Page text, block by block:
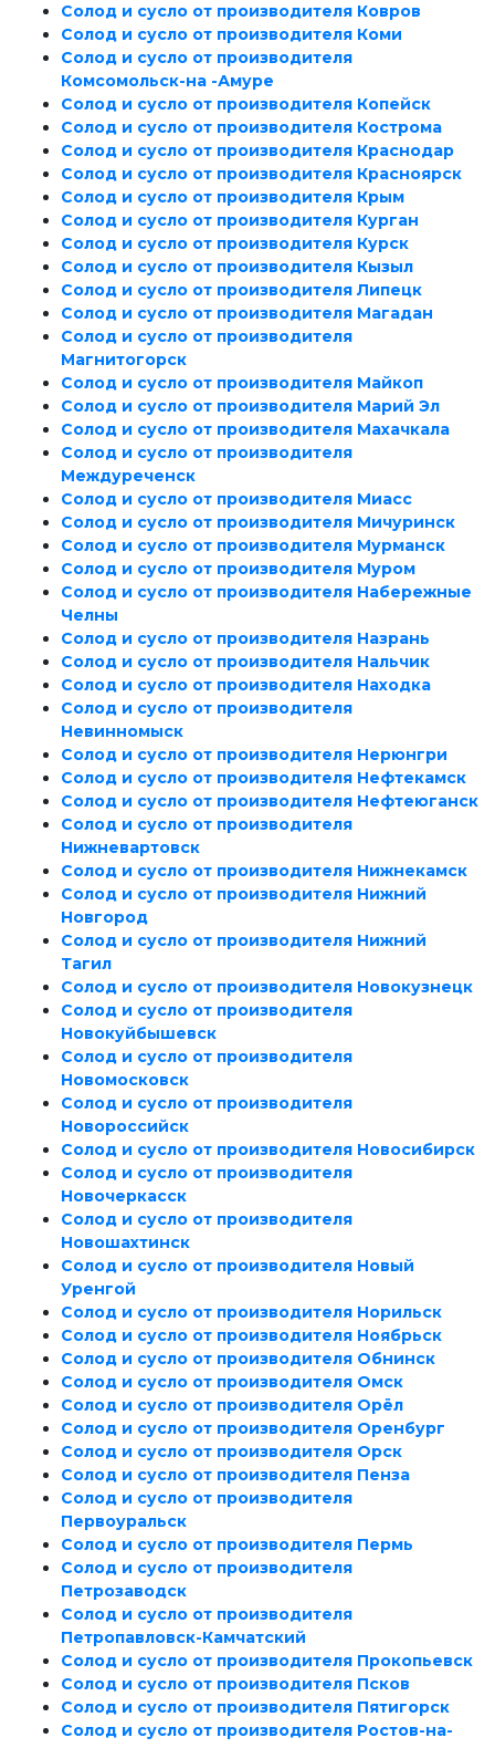
Солод и сусло от производителя Ковров
Солод и сусло от производителя Коми
Солод и сусло от производителя
Комсомольск-на -Амуре
Солод и сусло от производителя Копейск
Солод и сусло от производителя Кострома
Солод и сусло от производителя Краснодар
Солод и сусло от производителя Красноярск
Солод и сусло от производителя Крым
Солод и сусло от производителя Курган
Солод и сусло от производителя Курск
Солод и сусло от производителя Кызыл
Солод и сусло от производителя Липецк
Солод и сусло от производителя Магадан
Солод и сусло от производителя
Магнитогорск
Солод и сусло от производителя Майкоп
Солод и сусло от производителя Марий Эл
Солод и сусло от производителя Махачкала
Солод и сусло от производителя
Междуреченск
Солод и сусло от производителя Миасс
Солод и сусло от производителя Мичуринск
Солод и сусло от производителя Мурманск
Солод и сусло от производителя Муром
Солод и сусло от производителя Набережные
Челны
Солод и сусло от производителя Назрань
Солод и сусло от производителя Нальчик
Солод и сусло от производителя Находка
Солод и сусло от производителя
Невинномыск
Солод и сусло от производителя Нерюнгри
Солод и сусло от производителя Нефтекамск
Солод и сусло от производителя Нефтеюганск
Солод и сусло от производителя
Нижневартовск
Солод и сусло от производителя Нижнекамск
Солод и сусло от производителя Нижний
Новгород
Солод и сусло от производителя Нижний
Тагил
Солод и сусло от производителя Новокузнецк
Солод и сусло от производителя
Новокуйбышевск
Солод и сусло от производителя
Новомосковск
Солод и сусло от производителя
Новороссийск
Солод и сусло от производителя Новосибирск
Солод и сусло от производителя
Новочеркасск
Солод и сусло от производителя
Новошахтинск
Солод и сусло от производителя Новый
Уренгой
Солод и сусло от производителя Норильск
Солод и сусло от производителя Ноябрьск
Солод и сусло от производителя Обнинск
Солод и сусло от производителя Омск
Солод и сусло от производителя Орёл
Солод и сусло от производителя Оренбург
Солод и сусло от производителя Орск
Солод и сусло от производителя Пенза
Солод и сусло от производителя
Первоуральск
Солод и сусло от производителя Пермь
Солод и сусло от производителя
Петрозаводск
Солод и сусло от производителя
Петропавловск-Камчатский
Солод и сусло от производителя Прокопьевск
Солод и сусло от производителя Псков
Солод и сусло от производителя Пятигорск
Солод и сусло от производителя Ростов-на-